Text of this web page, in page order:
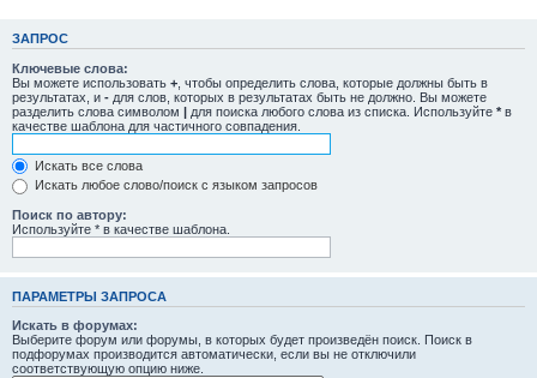
ЗАПРОС
Ключевые слова:
Вы можете использовать + , чтобы определить слова, которые должны быть в
результатах, и - для слов, которых в результатах быть не должно. Вы можете
разделить слова символом | для поиска любого слова из списка. Используйте * в
качестве шаблона для частичного совпадения.
Искать все слова
Искать любое слово/поиск с языком запросов
Поиск по автору:
Используйте * в качестве шаблона.
ПАРАМЕТРЫ ЗАПРОСА
Искать в форумах:
Выберите форум или форумы, в которых будет произведён поиск. Поиск в
подфорумах производится автоматически, если вы не отключили
соответствующую опцию ниже.